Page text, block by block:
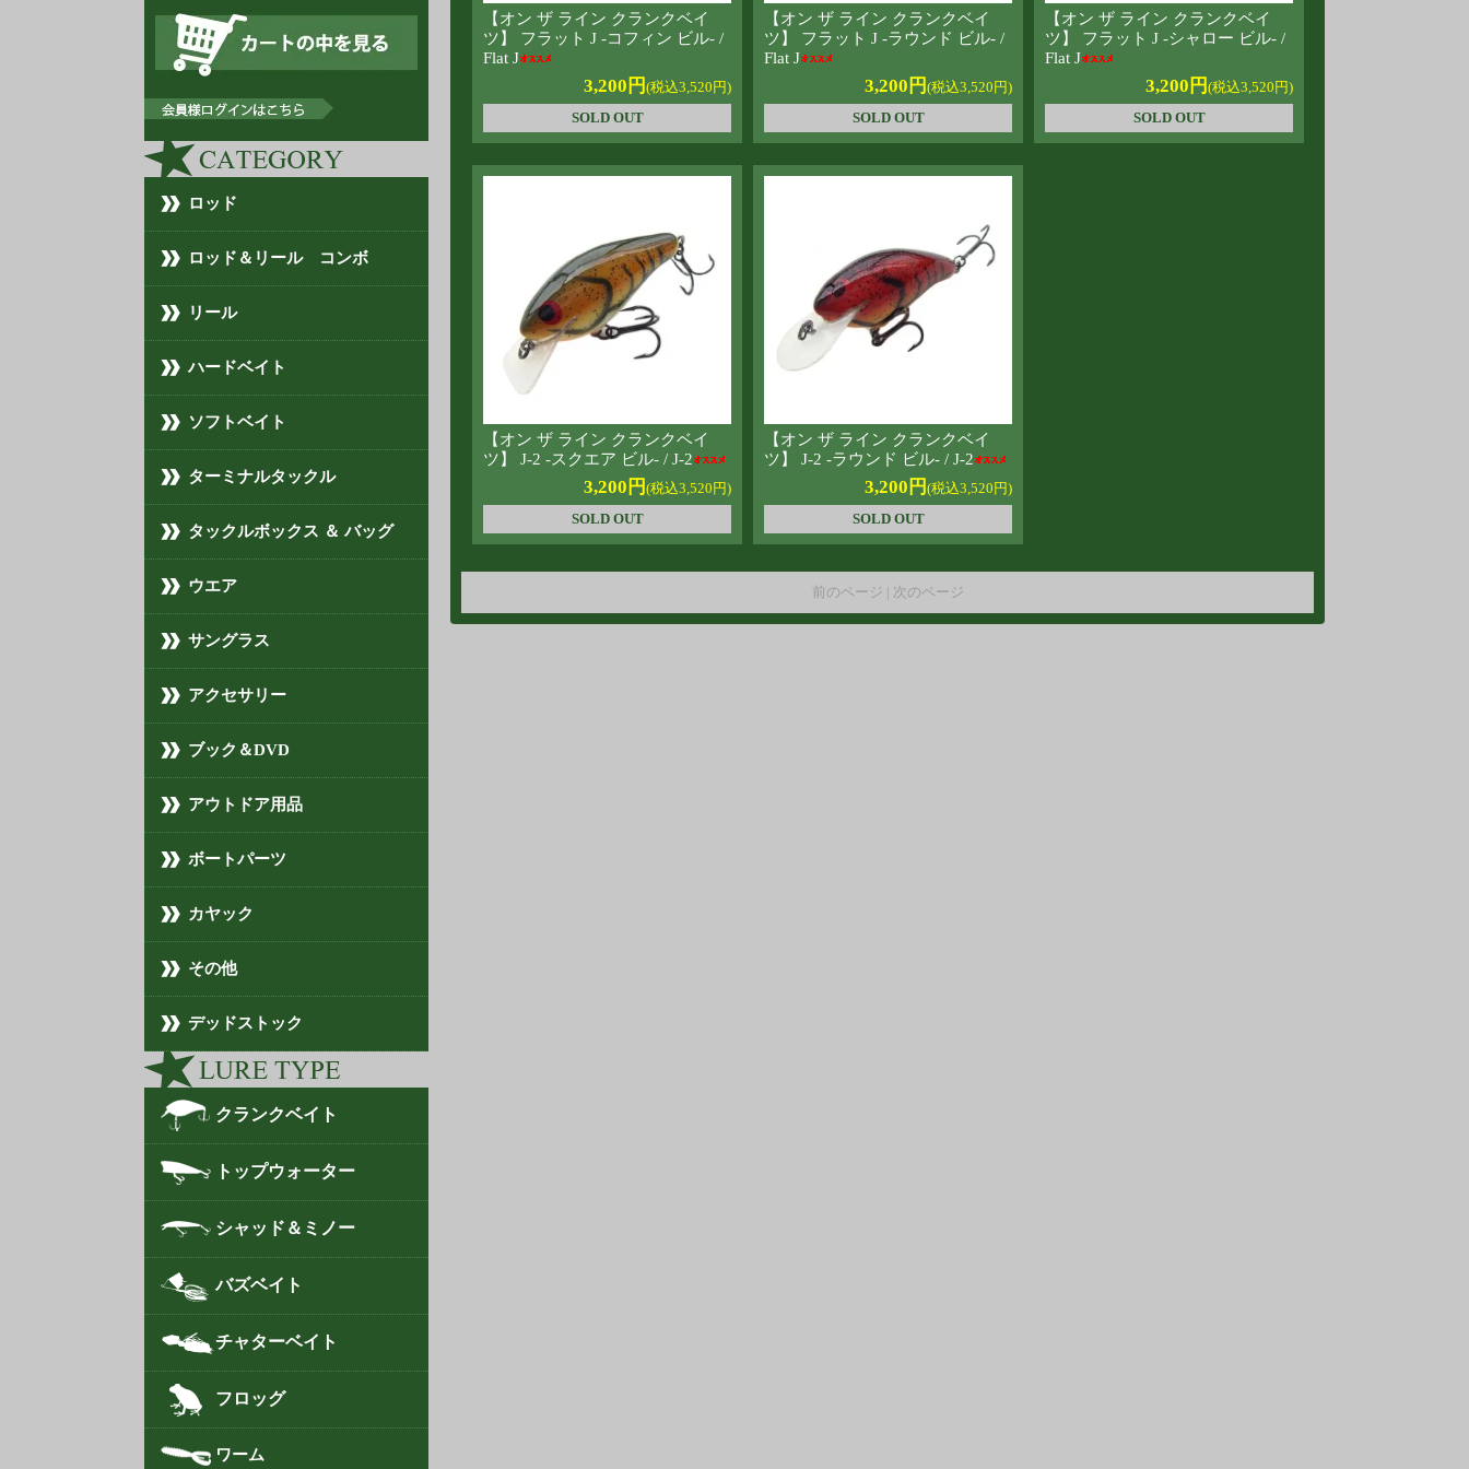
ロッド
ロッド＆リール コンボ
リール
ハードベイト
ソフトベイト
ターミナルタックル
タックルボックス ＆ バッグ
ウエア
サングラス
アクセサリー
ブック＆DVD
アウトドア用品
ボートパーツ
カヤック
その他
デッドストック
クランクベイト
トップウォーター
シャッド＆ミノー
バズベイト
チャターベイト
フロッグ
ワーム
【オン ザ ライン クランクベイ
ツ】 フラット J -コフィン ビル- /
Flat J
3,200円 (税込3,520円)
SOLD OUT
【オン ザ ライン クランクベイ
ツ】 フラット J -ラウンド ビル- /
Flat J
3,200円 (税込3,520円)
SOLD OUT
【オン ザ ライン クランクベイ
ツ】 フラット J -シャロー ビル- /
Flat J
3,200円 (税込3,520円)
SOLD OUT
【オン ザ ライン クランクベイ
ツ】 J-2 -スクエア ビル- / J-2
3,200円 (税込3,520円)
SOLD OUT
【オン ザ ライン クランクベイ
ツ】 J-2 -ラウンド ビル- / J-2
3,200円 (税込3,520円)
SOLD OUT
前のページ | 次のページ